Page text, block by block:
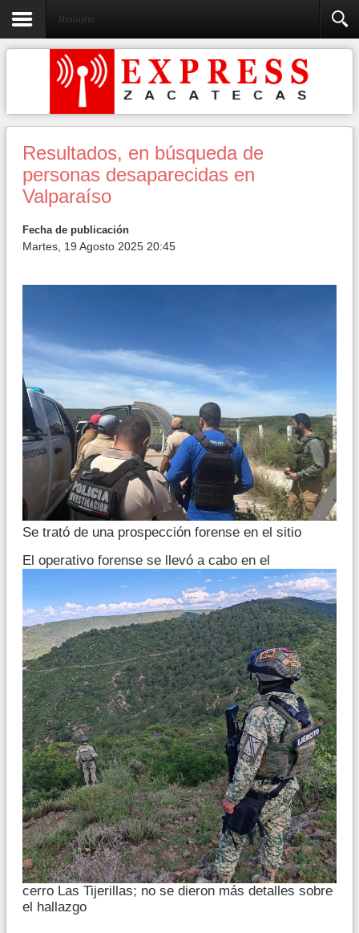
Municipios
Resultados, en búsqueda de
personas desaparecidas en
Valparaíso
Fecha de publicación
Martes, 19 Agosto 2025 20:45
Se trató de una prospección forense en el sitio
El operativo forense se llevó a cabo en el
cerro Las Tijerillas; no se dieron más detalles sobre
el hallazgo